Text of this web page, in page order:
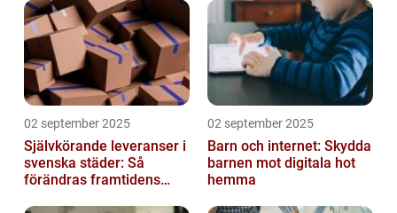
02 september 2025
Självkörande leveranser i
svenska städer: Så
förändras framtidens
02 september 2025
Barn och internet: Skydda
barnen mot digitala hot
hemma